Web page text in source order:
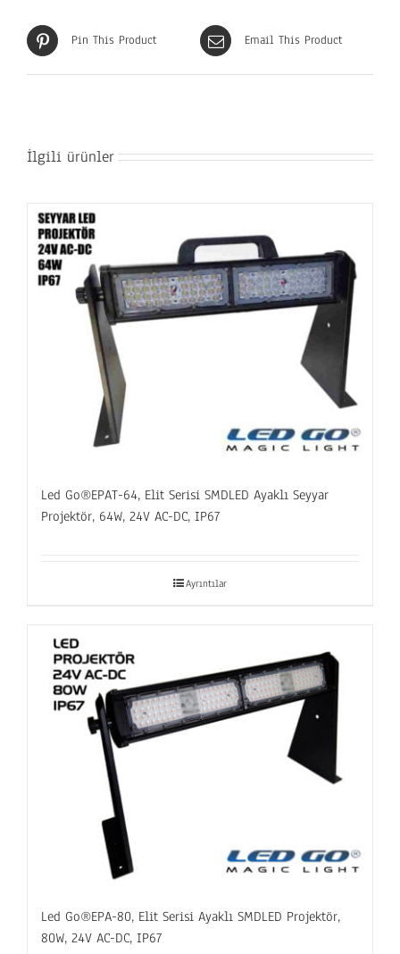
Pin This Product Email This Product
İlgili ürünler
Led Go®EPAT-64, Elit Serisi SMDLED Ayaklı Seyyar
Projektör, 64W, 24V AC-DC, IP67
Ayrıntılar
Led Go®EPA-80, Elit Serisi Ayaklı SMDLED Projektör,
80W, 24V AC-DC, IP67